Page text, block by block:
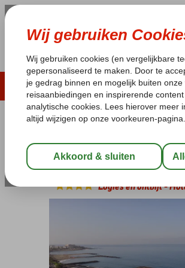
ZOMER 2026
Home
Spanje Canarische Eilanden
Iberostar Waves
Logies en ontbijt-